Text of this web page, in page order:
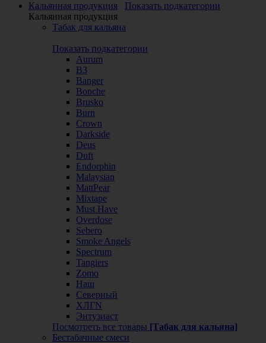
Кальянная продукция
Показать подкатегории
Кальянная продукция
Табак для кальяна
Показать подкатегории
Aurum
B3
Banger
Bonche
Brusko
Burn
Crown
Darkside
Deus
Duft
Endorphin
Malaysian
MattPear
Mixtape
Must Have
Overdose
Sebero
Smoke Angels
Spectrum
Tangiers
Zomo
Наш
Северный
ХЛГN
Энтузиаст
Посмотреть все товары [Табак для кальяна]
Бестабачные смеси